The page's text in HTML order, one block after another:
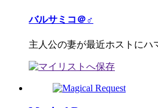
バルサミコ＠♂
主人公の妻が最近ホストにハ